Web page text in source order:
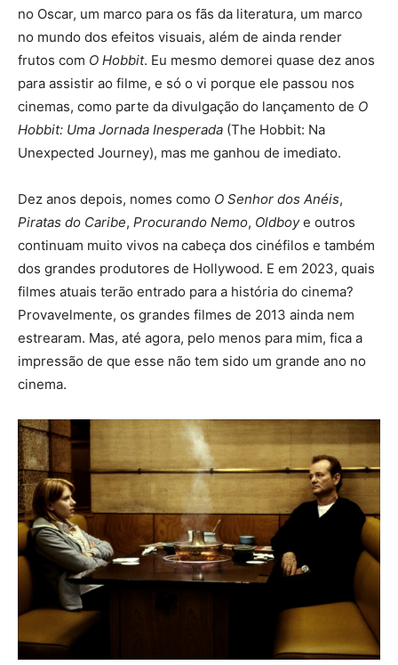
no Oscar, um marco para os fãs da literatura, um marco
no mundo dos efeitos visuais, além de ainda render
frutos com O Hobbit. Eu mesmo demorei quase dez anos
para assistir ao filme, e só o vi porque ele passou nos
cinemas, como parte da divulgação do lançamento de O
Hobbit: Uma Jornada Inesperada (The Hobbit: Na
Unexpected Journey), mas me ganhou de imediato.
Dez anos depois, nomes como O Senhor dos Anéis,
Piratas do Caribe, Procurando Nemo, Oldboye outros
continuam muito vivos na cabeça dos cinéfilos e também
dos grandes produtores de Hollywood. E em 2023, quais
filmes atuais terão entrado para a história do cinema?
Provavelmente, os grandes filmes de 2013 ainda nem
estrearam. Mas, até agora, pelo menos para mim, fica a
impressão de que esse não tem sido um grande ano no
cinema.